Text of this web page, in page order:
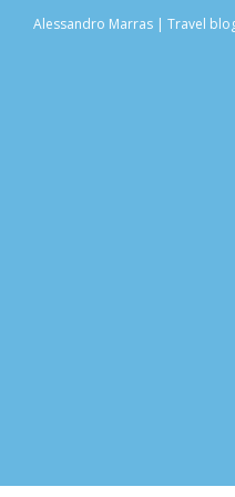
Alessandro Marras | Travel